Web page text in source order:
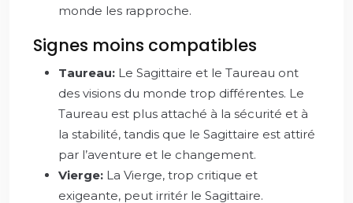
monde les rapproche.
Signes moins compatibles
Taureau: Le Sagittaire et le Taureau ont
des visions du monde trop différentes. Le
Taureau est plus attaché à la sécurité et à
la stabilité, tandis que le Sagittaire est attiré
par l’aventure et le changement.
Vierge: La Vierge, trop critique et
exigeante, peut irritér le Sagittaire.